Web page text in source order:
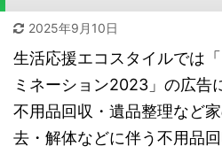
2025年9月10日
生活応援エコスタイルでは
ミネーション2023」の広告
不用品回収・遺品整理など
去・解体などに伴う不用品